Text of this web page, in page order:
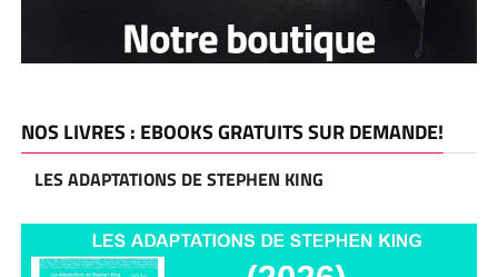
NOS LIVRES : EBOOKS GRATUITS SUR DEMANDE!
LES ADAPTATIONS DE STEPHEN KING